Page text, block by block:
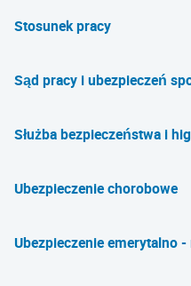
Stosunek pracy
Sąd pracy i ubezpieczeń
Służba bezpieczeństwa i
Ubezpieczenie chorobowe
Ubezpieczenie emerytalno